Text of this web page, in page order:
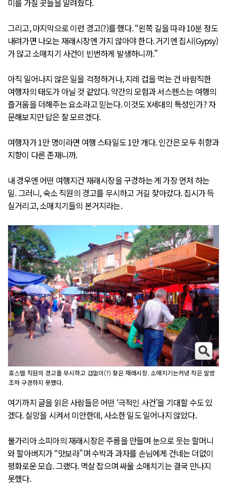
그리고, 마지막으로 이런 경고(?)를 했다. “왼쪽 길을 따라 10분 정도
내려가면 나오는 재래시장엔 가지 않아야 한다. 거기엔 집시(Gypsy)
가 많고 소매치기 사건이 빈번하게 발생하니까.”
아직 일어나지 않은 일을 걱정하거나, 지레 겁을 먹는 건 바람직한
여행자의 태도가 아닐 것 같았다. 약간의 모험과 서스펜스는 여행의
즐거움을 더해주는 요소라고 믿는다. 이것도 X세대의 특성인가? 자
문해보지만 답은 잘 모르겠다.
여행자가 1만 명이라면 여행 스타일도 1만 개다. 인간은 모두 취향과
지향이 다른 존재니까.
내 경우엔 어떤 여행지건 재래시장을 구경하는 게 가장 먼저 하는
일. 그러니, 숙소 직원의 경고를 무시하고 거길 찾아갔다. 집시가 득
실거리고, 소매치기들의 본거지라는.
호스텔 직원의 경고를 무시하고 겁없이(?) 찾은 재래시장. 소매치기는커녕 작은 말썽
조차 구경하지 못했다.
여기까지 글을 읽은 사람들은 어떤 ‘극적인 사건’을 기대할 수도 있
겠다. 실망을 시켜서 미안한데, 사소한 일도 일어나지 않았다.
불가리아 소피아의 재래시장은 주름을 만들며 눈으로 웃는 할머니
와 할아버지가 “맛보라”며 수박과 과자를 손님에게 건네는 더없이
평화로운 모습. 그랬다. 멱살 잡으며 싸울 소매치기는 결국 만나지
못했다.